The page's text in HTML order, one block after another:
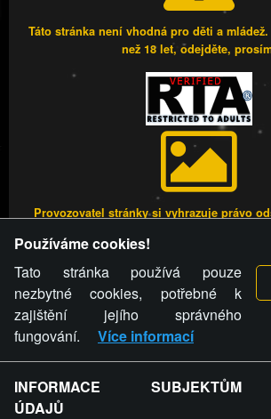
Táto stránka není vhodná pro děti a
než 18 let, odejděte,
Provozovatel stránky si vyhrazuje právo
stránky týče, ani osoba, která umístila
stránku, nemůže z důvodu odstranění
komentáře pro výše uvedenou
provozovateli stránky žádný nárok na
nemajetkové újmy.
FREESEX.CZ - to je Vaše
Používáme cookies!
Tato stránka používá pouze
nezbytné cookies, potřebné k
zajištění jejího správného
fungování.
Více informací
INFORMACE SUBJEKTŮM
ÚDAJŮ